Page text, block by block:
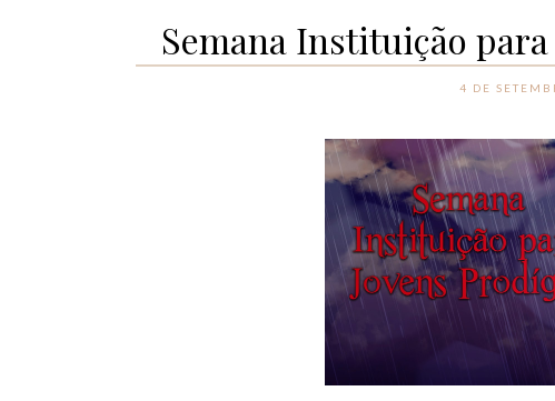
Semana Instituição
4 DE